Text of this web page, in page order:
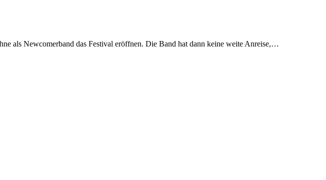
als Newcomerband das Festival eröffnen. Die Band hat dann keine weite Anreise,…